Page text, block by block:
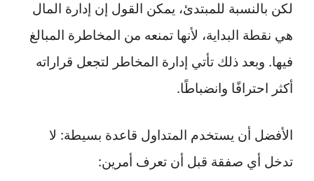
لكن بالنسبة للمبتدئ، يمكن القول إن إدارة المال
هي نقطة البداية، لأنها تمنعه من المخاطرة المبالغ
فيها. وبعد ذلك تأتي إدارة المخاطر لتجعل قراراته
أكثر احترافًا وانضباطًا.
الأفضل أن يستخدم المتداول قاعدة بسيطة: لا
تدخل أي صفقة قبل أن تعرف أمرين: